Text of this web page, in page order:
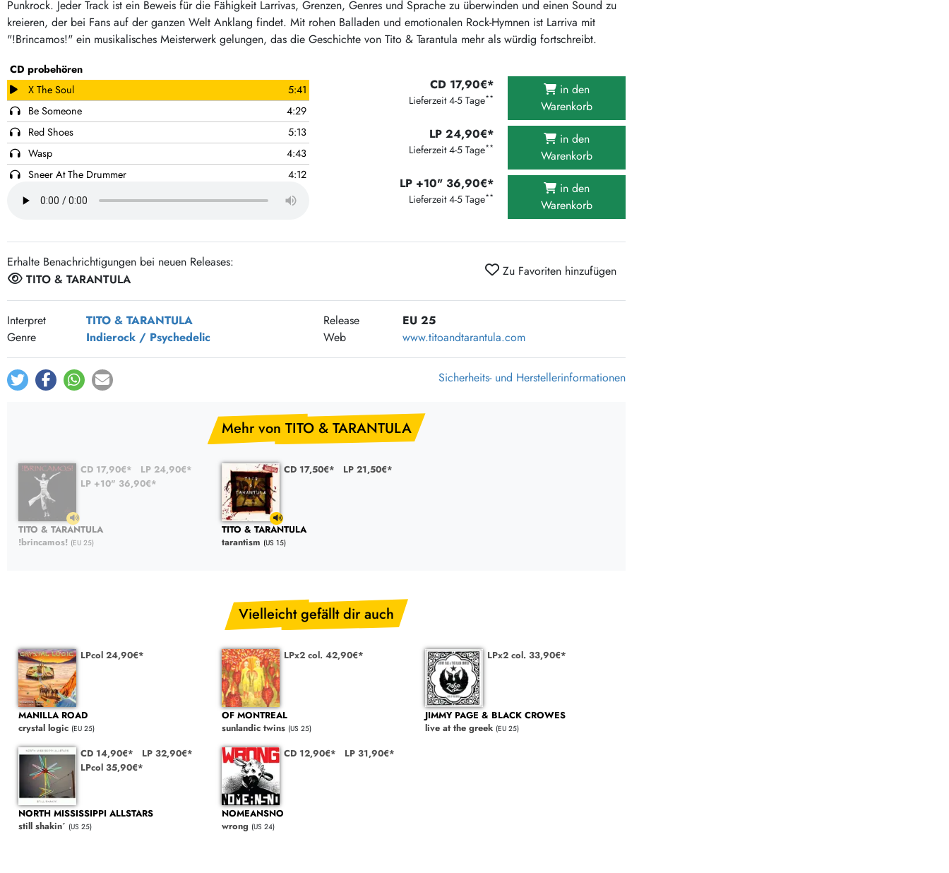
Epitaph Vinyl Günstiger
Unter Schafen-Vinyl günstig
Punkrock. Jeder Track ist ein Beweis für die Fähigkeit Larrivas, Grenzen, Genres und Sprache zu überwinden und einen Sound zu
kreieren, der bei Fans auf der ganzen Welt Anklang findet. Mit rohen Balladen und emotionalen Rock-Hymnen ist Larriva mit
"!Brincamos!" ein musikalisches Meisterwerk gelungen, das die Geschichte von Tito & Tarantula mehr als würdig fortschreibt.
CD probehören
X The Soul
5:41
Be Someone
4:29
Red Shoes
5:13
Wasp
4:43
Sneer At The Drummer
4:12
The Price
4:34
We Danced
4:52
Evervybody Needs
Clavo Y La Cruz
Slow Dream
6:04
CD 17,90€*
Lieferzeit 4-5 Tage**
in den
Warenkorb
LP 24,90€*
Lieferzeit 4-5 Tage**
in den
Warenkorb
LP +10" 36,90€*
Lieferzeit 4-5 Tage**
in den
Warenkorb
Erhalte Benachrichtigungen bei neuen Releases:
TITO & TARANTULA
Zu Favoriten hinzufügen
Interpret TITO & TARANTULA Release
EU 25
Genre
Indierock / Psychedelic Web www.titoandtarantula.com
Sicherheits- und Herstellerinformationen
Mehr von TITO & TARANTULA
CD 17,90€*
LP 24,90€*
LP +10" 36,90€*
TITO & TARANTULA
!brincamos! (EU 25)
CD 17,50€* LP 21,50€*
TITO & TARANTULA
tarantism (US 15)
Vielleicht gefällt dir auch
LPcol 24,90€*
MANILLA ROAD
crystal logic (EU 25)
LPx2 col. 42,90€*
OF MONTREAL
sunlandic twins (US 25)
LPx2 col. 33,90€*
JIMMY PAGE & BLACK CROWES
live at the greek (EU 25)
CD 14,90€*
LP 32,90€*
LPcol 35,90€*
NORTH MISSISSIPPI ALLSTARS
still shakin´ (US 25)
CD 12,90€* LP 31,90€*
NOMEANSNO
wrong (US 24)